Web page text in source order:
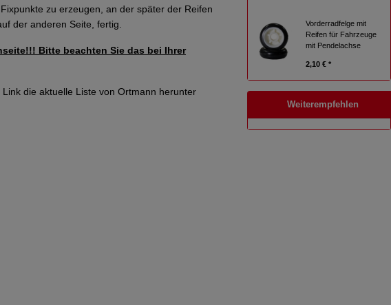
zu erzeugen, an der später der Reifen
der anderen Seite, fertig.
Bitte beachten Sie das bei Ihrer
die aktuelle Liste von Ortmann herunter
Vorderradfelge mit
Reifen für Fahrzeuge
mit Pendelachse
2,10 € *
Weiterempfehlen